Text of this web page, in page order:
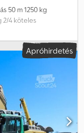
50 m 1250 kg
2/4 köteles
illetve akár 35 m-ig
Aktuális érvényes
egyenként 3,14
sárga * Sínes
= Felhasználási
További
Apróhirdetés